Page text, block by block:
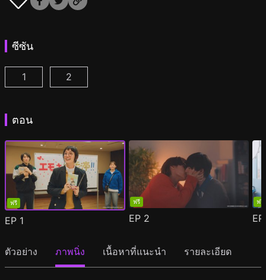
ซีซัน
ผมกลายเป็นซุป'ตาร์วาย ตอนที่ 1
1 ผมกลายเป็นซุป'ตาร์วาย ซีซั่น 2 ตอนที่ 1
2
ตอน
ฟรี
EP 1
ฟรี
EP 2
ฟรี
ตัวอย่าง ภาพนิ่ง เนื้อหาที่แนะนำ รายละเอียด